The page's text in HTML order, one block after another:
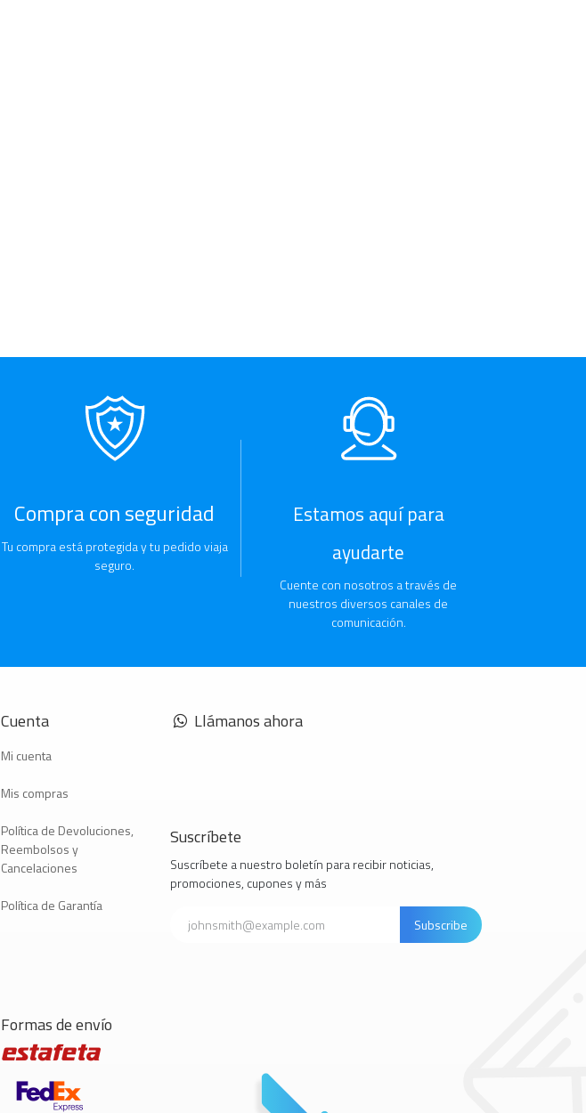
Compra con seguridad
Tu compra está protegida y tu pedido viaja
seguro.
Estamos aquí para
ayudarte
Cuente con nosotros a través de
nuestros diversos canales de
comunicación.
Cuenta
Mi cuenta
Mis compras
Política de Devoluciones,
Reembolsos y
Cancelaciones
Política de Garantía
Formas de envío
Llámanos ahora
Suscríbete
Suscríbete a nuestro boletín para recibir noticias,
promociones, cupones y más
Subscribe